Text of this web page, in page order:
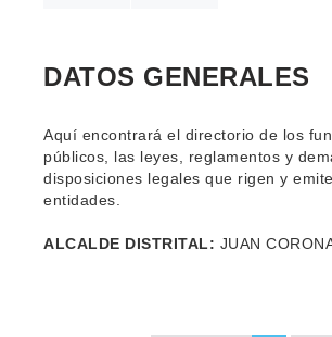
DATOS GENERALES
Aquí encontrará el directorio de los
públicos, las leyes, reglamentos y
disposiciones legales que rigen y
entidades.
ALCALDE DISTRITAL: JUAN